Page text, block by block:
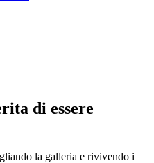
di essere
la galleria e rivivendo i